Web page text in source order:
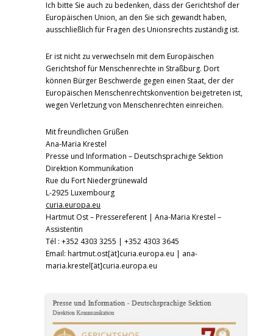
Ich bitte Sie auch zu bedenken, dass der Gerichtshof der
Europäischen Union, an den Sie sich gewandt haben,
ausschließlich für Fragen des Unionsrechts zuständig ist.
Er ist nicht zu verwechseln mit dem Europäischen
Gerichtshof für Menschenrechte in Straßburg. Dort
können Bürger Beschwerde gegen einen Staat, der der
Europäischen Menschenrechtskonvention beigetreten ist,
wegen Verletzung von Menschenrechten einreichen.
Mit freundlichen Grüßen
Ana-Maria Krestel
Presse und Information – Deutschsprachige Sektion
Direktion Kommunikation
Rue du Fort Niedergrünewald
L-2925 Luxembourg
curia.europa.eu
Hartmut Ost – Pressereferent | Ana-Maria Krestel –
Assistentin
Tél : +352 4303 3255 | +352 4303 3645
Email: hartmut.ost[ät]curia.europa.eu | ana-
maria.krestel[ät]curia.europa.eu